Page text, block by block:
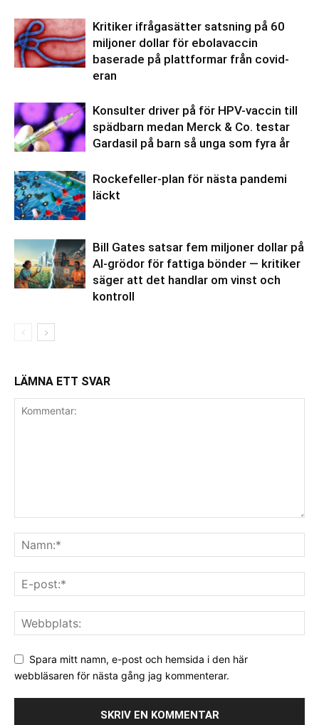
Kritiker ifrågasätter satsning på 60
miljoner dollar för ebolavaccin
baserade på plattformar från covid-
eran
Konsulter driver på för HPV-vaccin till
spädbarn medan Merck & Co. testar
Gardasil på barn så unga som fyra år
Rockefeller-plan för nästa pandemi
läckt
Bill Gates satsar fem miljoner dollar på
AI-grödor för fattiga bönder — kritiker
säger att det handlar om vinst och
kontroll
LÄMNA ETT SVAR
Spara mitt namn, e-post och hemsida i den här
webbläsaren för nästa gång jag kommenterar.